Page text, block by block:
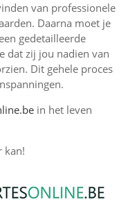
van professionele
Daarna moet je
gedetailleerde
dat zij jou nadien van
Dit gehele proces
in het leven
kan!